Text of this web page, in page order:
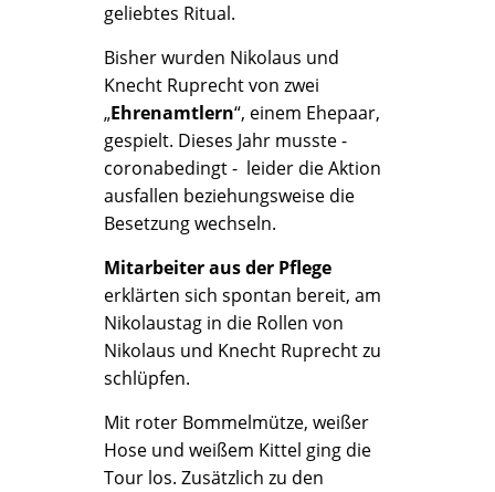
geliebtes Ritual.
Bisher wurden Nikolaus und
Knecht Ruprecht von zwei
„Ehrenamtlern“, einem Ehepaar,
gespielt. Dieses Jahr musste -
coronabedingt - leider die Aktion
ausfallen beziehungsweise die
Besetzung wechseln.
Mitarbeiter aus der Pflege
erklärten sich spontan bereit, am
Nikolaustag in die Rollen von
Nikolaus und Knecht Ruprecht zu
schlüpfen.
Mit roter Bommelmütze, weißer
Hose und weißem Kittel ging die
Tour los. Zusätzlich zu den